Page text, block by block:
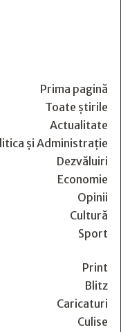
Prima pagină
Toate știrile
Actualitate
și Administrație
Dezvăluiri
Economie
Opinii
Cultură
Sport
Print
Blitz
Caricaturi
Culise